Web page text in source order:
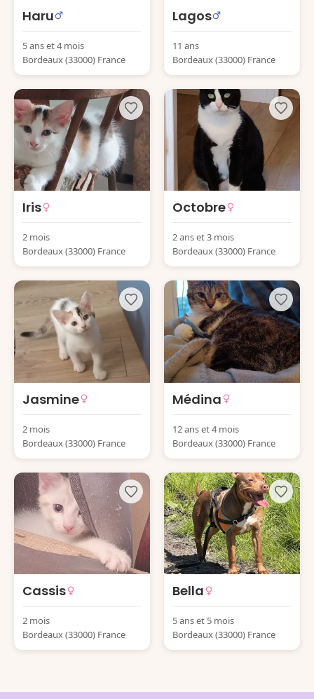
Haru
5 ans et 4 mois
Bordeaux (33000) France
Lagos
11 ans
Bordeaux (33000) France
Iris
2 mois
Bordeaux (33000) France
Octobre
2 ans et 3 mois
Bordeaux (33000) France
Jasmine
2 mois
Bordeaux (33000) France
Médina
12 ans et 4 mois
Bordeaux (33000) France
Cassis
2 mois
Bordeaux (33000) France
Bella
5 ans et 5 mois
Bordeaux (33000) France